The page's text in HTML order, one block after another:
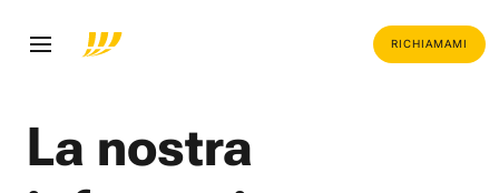
RICHIAMAMI
La nostra